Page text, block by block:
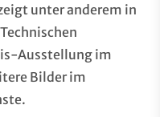
unter anderem in
Ausstellung im
Bilder im